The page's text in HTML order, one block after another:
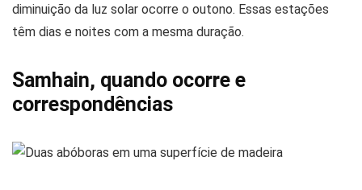
diminuição da luz solar ocorre o outono. Essas estações
têm dias e noites com a mesma duração.
Samhain, quando ocorre e
correspondências